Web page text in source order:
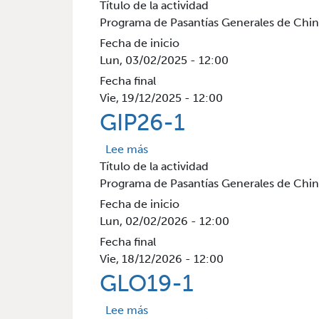
Título de la actividad
Programa de Pasantías Generales de
Fecha de inicio
Lun, 03/02/2025 - 12:00
Fecha final
Vie, 19/12/2025 - 12:00
GIP26-1
Lee mássobre GIP26-1
Título de la actividad
Programa de Pasantías Generales de
Fecha de inicio
Lun, 02/02/2026 - 12:00
Fecha final
Vie, 18/12/2026 - 12:00
GLO19-1
Lee mássobre GLO19-1